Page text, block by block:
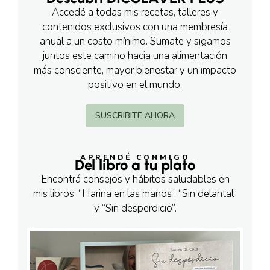
Accedé a todas mis recetas, talleres y
contenidos exclusivos con una membresía
anual a un costo mínimo. Sumate y sigamos
juntos este camino hacia una alimentación
más consciente, mayor bienestar y un impacto
positivo en el mundo.
SUSCRIBITE AHORA
APRENDÉ CONMIGO
Del libro a tu plato
Encontrá consejos y hábitos saludables en
mis libros: “Harina en las manos”, “Sin delantal”
y “Sin desperdicio”.